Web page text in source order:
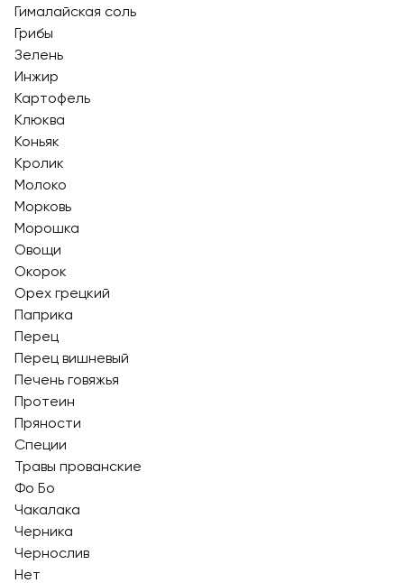
Гималайская соль
Грибы
Зелень
Инжир
Картофель
Клюква
Коньяк
Кролик
Молоко
Морковь
Морошка
Овощи
Окорок
Орех грецкий
Паприка
Перец
Перец вишневый
Печень говяжья
Протеин
Пряности
Специи
Травы прованские
Фо Бо
Чакалака
Черника
Чернослив
Нет